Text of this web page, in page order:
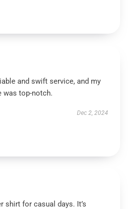
and swift service, and my
was top-notch.
Dec 2, 2024
shirt for casual days. It’s